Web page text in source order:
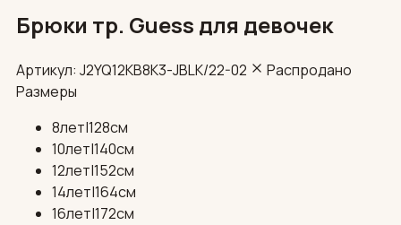
Брюки тр. Guess для девочек
Артикул: J2YQ12KB8K3-JBLK/22-02
Распродано
Размеры
8лет|128см
10лет|140см
12лет|152см
14лет|164см
16лет|172см